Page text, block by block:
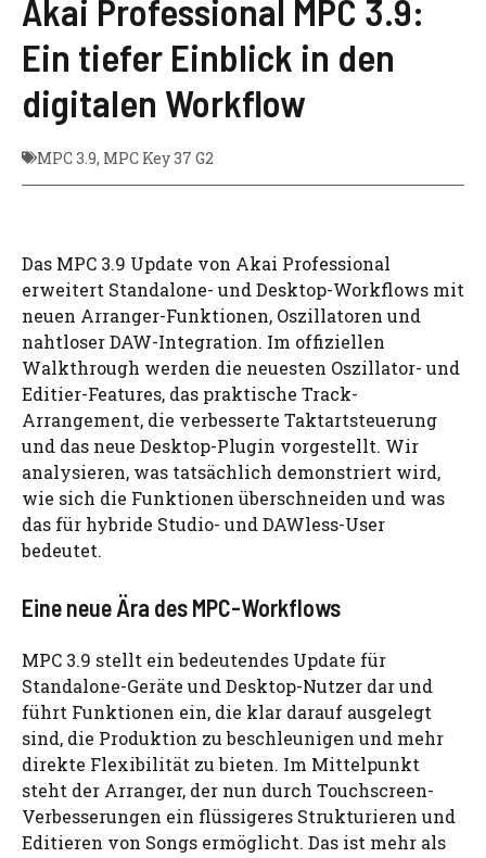
Akai Professional MPC 3.9:
Ein tiefer Einblick in den
digitalen Workflow
MPC 3.9, MPC Key 37 G2
Das MPC 3.9 Update von Akai Professional
erweitert Standalone- und Desktop-Workflows mit
neuen Arranger-Funktionen, Oszillatoren und
nahtloser DAW-Integration. Im offiziellen
Walkthrough werden die neuesten Oszillator- und
Editier-Features, das praktische Track-
Arrangement, die verbesserte Taktartsteuerung
und das neue Desktop-Plugin vorgestellt. Wir
analysieren, was tatsächlich demonstriert wird,
wie sich die Funktionen überschneiden und was
das für hybride Studio- und DAWless-User
bedeutet.
Eine neue Ära des MPC-Workflows
MPC 3.9 stellt ein bedeutendes Update für
Standalone-Geräte und Desktop-Nutzer dar und
führt Funktionen ein, die klar darauf ausgelegt
sind, die Produktion zu beschleunigen und mehr
direkte Flexibilität zu bieten. Im Mittelpunkt
steht der Arranger, der nun durch Touchscreen-
Verbesserungen ein flüssigeres Strukturieren und
Editieren von Songs ermöglicht. Das ist mehr als